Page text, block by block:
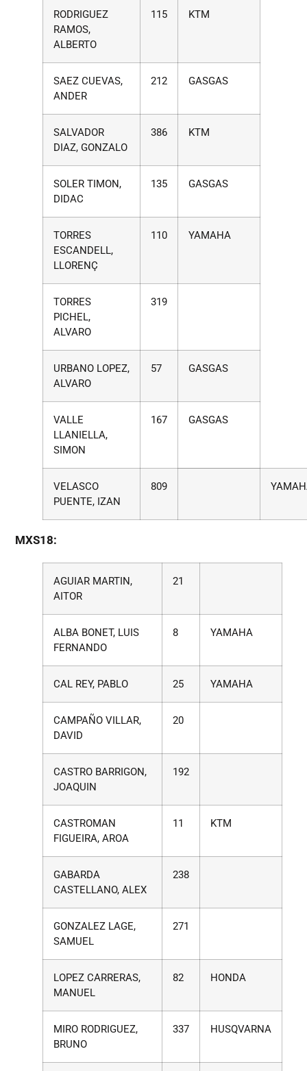
RODRIGUEZ
RAMOS,
ALBERTO
115 KTM
SAEZ CUEVAS,
ANDER
212 GASGAS
SALVADOR
DIAZ, GONZALO
386 KTM
SOLER TIMON,
DIDAC
135 GASGAS
TORRES
ESCANDELL,
LLORENÇ
110 YAMAHA
TORRES
PICHEL,
ALVARO
319
URBANO LOPEZ,
ALVARO
57 GASGAS
VALLE
LLANIELLA,
SIMON
167 GASGAS
VELASCO
PUENTE, IZAN
809
MXS18:
AGUIAR MARTIN,
AITOR
21
ALBA BONET, LUIS
FERNANDO
8 YAMAHA
CAL REY, PABLO 25 YAMAHA
CAMPAÑO VILLAR,
DAVID
20
CASTRO BARRIGON,
JOAQUIN
192
CASTROMAN
FIGUEIRA, AROA
11 KTM
GABARDA
CASTELLANO, ALEX
238
GONZALEZ LAGE,
SAMUEL
271
LOPEZ CARRERAS,
MANUEL
82 HONDA
MIRO RODRIGUEZ,
BRUNO
337 HUSQVARNA